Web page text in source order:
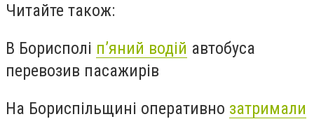
Читайте також:
В Борисполі п’яний водій автобуса
перевозив пасажирів
На Бориспільщині оперативно затримали